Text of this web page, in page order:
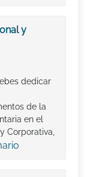
y
dedicar
de la
en el
Corporativa,